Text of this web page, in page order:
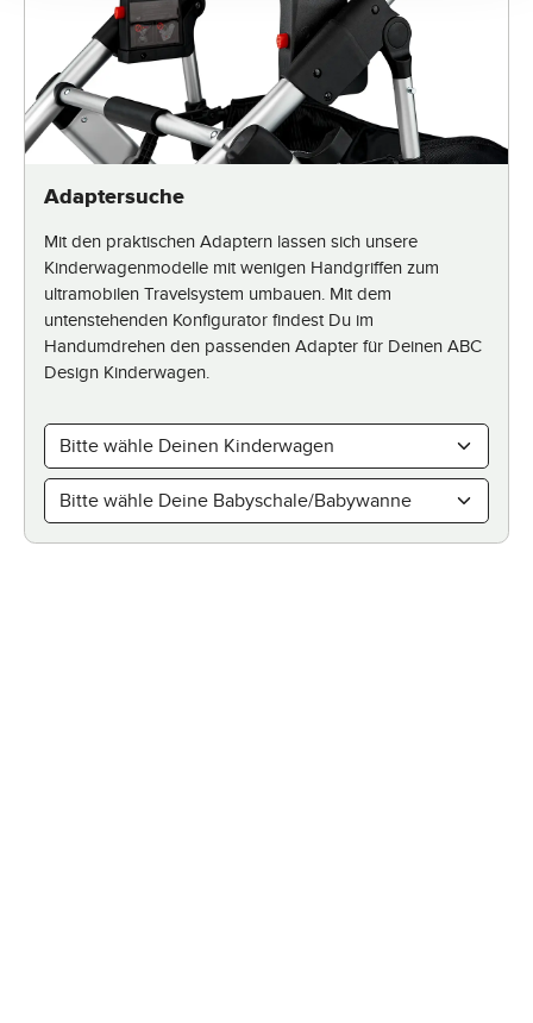
Adaptersuche
Mit den praktischen Adaptern lassen sich unsere
Kinderwagenmodelle mit wenigen Handgriffen zum
ultramobilen Travelsystem umbauen. Mit dem
untenstehenden Konfigurator findest Du im
Handumdrehen den passenden Adapter für Deinen ABC
Design Kinderwagen.